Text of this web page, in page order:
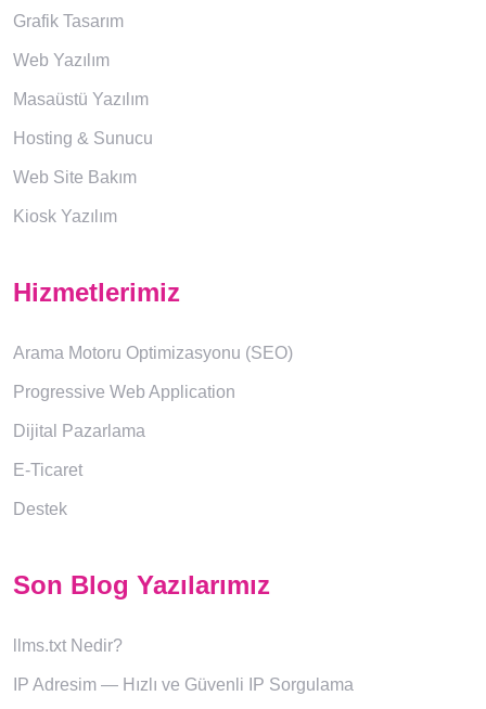
Grafik Tasarım
Web Yazılım
Masaüstü Yazılım
Hosting & Sunucu
Web Site Bakım
Kiosk Yazılım
Hizmetlerimiz
Arama Motoru Optimizasyonu (SEO)
Progressive Web Application
Dijital Pazarlama
E-Ticaret
Destek
Son Blog Yazılarımız
llms.txt Nedir?
IP Adresim — Hızlı ve Güvenli IP Sorgulama